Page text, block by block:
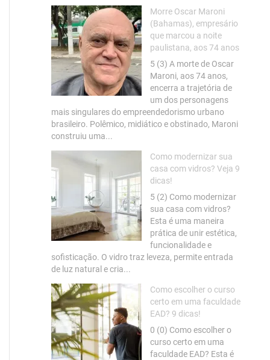
Morre Oscar Maroni
(Bahamas), empresário
que marcou a noite
paulistana, aos 74 anos
5 (3) A morte de Oscar
Maroni, aos 74 anos,
encerra a trajetória de
um dos personagens
mais singulares do empreendedorismo urbano
brasileiro. Polêmico, midiático e obstinado, Maroni
construiu uma...
Como modernizar sua
casa com vidros? Veja 9
dicas!
5 (2) Como modernizar
sua casa com vidros?
Esta é uma maneira
prática de unir estética,
funcionalidade e
sofisticação. O vidro traz leveza, permite entrada
de luz natural e cria...
Como escolher o curso
certo em uma faculdade
EAD? 9 dicas!
0 (0) Como escolher o
curso certo em uma
faculdade EAD? Esta é